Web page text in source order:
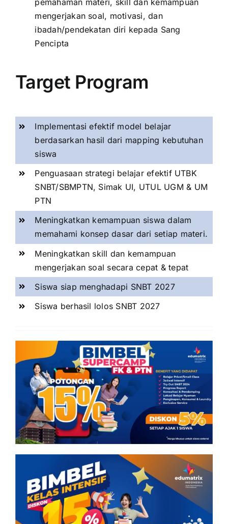
mengerjakan soal, motivasi, dan
ibadah/pendekatan diri kepada Sang
Pencipta
Target Program
Implementasi efektif model belajar
berdasarkan hasil dari mapping kebutuhan
siswa
Penguasaan strategi belajar efektif UTBK
SNBT/SBMPTN, Simak UI, UTUL UGM & UM
PTN
Meningkatkan kemampuan siswa dalam
memahami konsep dasar dari setiap materi.
Meningkatkan skill dan kemampuan
mengerjakan soal secara cepat & tepat
Siswa siap menghadapi SNBT 2027
Siswa berhasil lolos SNBT 2027